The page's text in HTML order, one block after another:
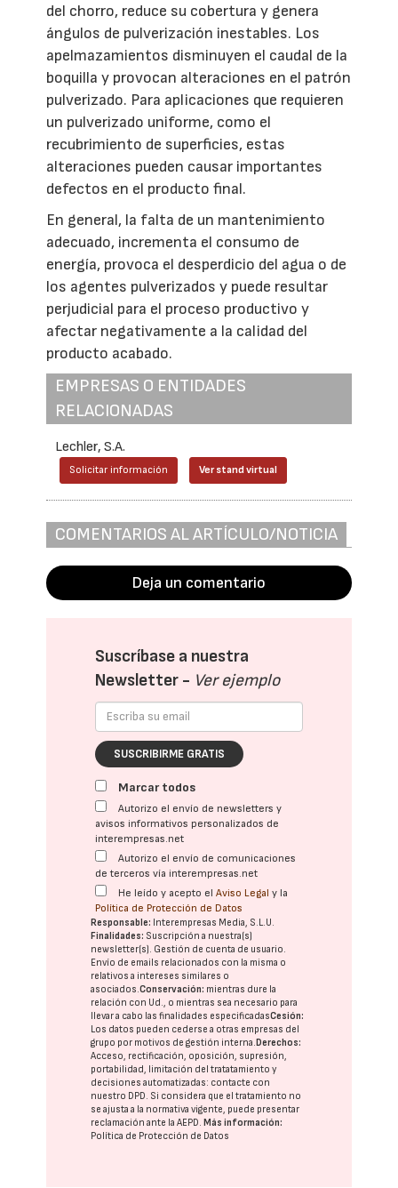
del chorro, reduce su cobertura y genera
ángulos de pulverización inestables. Los
apelmazamientos disminuyen el caudal de la
boquilla y provocan alteraciones en el patrón
pulverizado. Para aplicaciones que requieren
un pulverizado uniforme, como el
recubrimiento de superficies, estas
alteraciones pueden causar importantes
defectos en el producto final.
En general, la falta de un mantenimiento
adecuado, incrementa el consumo de
energía, provoca el desperdicio del agua o de
los agentes pulverizados y puede resultar
perjudicial para el proceso productivo y
afectar negativamente a la calidad del
producto acabado.
EMPRESAS O ENTIDADES
RELACIONADAS
Lechler, S.A.
Solicitar información Ver stand virtual
COMENTARIOS AL ARTÍCULO/NOTICIA
Deja un comentario
Suscríbase a nuestra
Newsletter - Ver ejemplo
SUSCRIBIRME GRATIS
Marcar todos
Autorizo el envío de newsletters y
avisos informativos personalizados de
interempresas.net
Autorizo el envío de comunicaciones
de terceros vía interempresas.net
He leído y acepto elAviso Legal y la
Política de Protección de Datos
Responsable: Interempresas Media, S.L.U.
Finalidades: Suscripción a nuestra(s)
newsletter(s). Gestión de cuenta de usuario.
Envío de emails relacionados con la misma o
relativos a intereses similares o
asociados.Conservación: mientras dure la
relación con Ud., o mientras sea necesario para
llevar a cabo las finalidades especificadasCesión:
Los datos pueden cederse a otras empresas del
grupo por motivos de gestión interna.Derechos:
Acceso, rectificación, oposición, supresión,
portabilidad, limitación del tratatamiento y
decisiones automatizadas: contacte con
nuestro DPD . Si considera que el tratamiento no
se ajusta a la normativa vigente, puede presentar
reclamación ante laAEPD .Más información:
Política de Protección de Datos